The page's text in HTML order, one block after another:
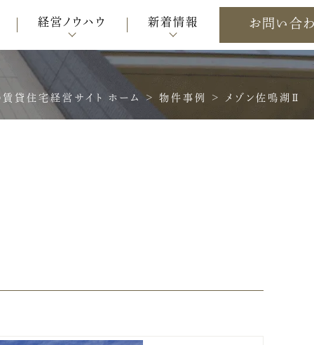
経営ノウハウ 新着情報 お問い合
貸住宅経営サイト ホーム > 物件事例 > メゾン佐鳴湖Ⅱ